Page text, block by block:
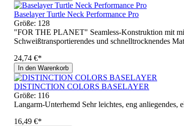
Baselayer Turtle Neck Performance Pro
Größe: 128
"FOR THE PLANET" Seamless-Konstruktion mit
Schweißtransportierendes und schnelltrocknendes
24,74 €*
In den Warenkorb
DISTINCTION COLORS BASELAYER
Größe: 116
Langarm-Unterhemd Sehr leichtes, eng
16,49 €*